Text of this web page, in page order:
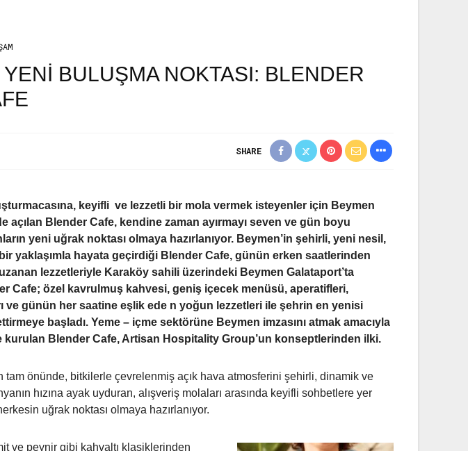
BULUŞMA NOKTASI: BLENDER
SHARE
keyifli ve lezzetli bir mola vermek isteyenler için Beymen
açılan Blender Cafe, kendine zaman ayırmayı seven ve gün boyu
yeni uğrak noktası olmaya hazırlanıyor. Beymen’in şehirli, yeni nesil,
yaklaşımla hayata geçirdiği Blender Cafe, günün erken saatlerinden
lezzetleriyle Karaköy sahili üzerindeki Beymen Galataport’ta
Cafe; özel kavrulmuş kahvesi, geniş içecek menüsü, aperatifleri,
ve günün her saatine eşlik ede n yoğun lezzetleri ile şehrin en yenisi
başladı. Yeme – içme sektörüne Beymen imzasını atmak amacıyla
kurulan Blender Cafe, Artisan Hospitality Group’un konseptlerinden ilki.
tam önünde, bitkilerle çevrelenmiş açık hava atmosferini şehirli, dinamik ve
hızına ayak uyduran, alışveriş molaları arasında keyifli sohbetlere yer
uğrak noktası olmaya hazırlanıyor.
ve peynir gibi kahvaltı klasiklerinden